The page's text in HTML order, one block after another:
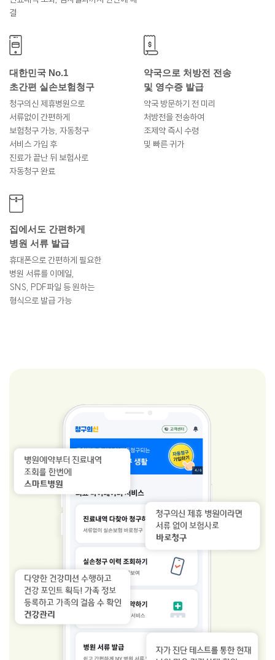
결
대한민국 No.1
초간편 실손보험청구
청구의신 제휴병원으로
서류없이 간편하게
보험청구 가능, 자동청구
서비스 가입 후
진료가 끝난 뒤 보험사로
자동청구 완료
약국으로 처방전 전송
및 영수증 발급
약국 방문하기 전 미리
처방전을 전송하여
조제약 즉시 수령
및 빠른 귀가
집에서도 간편하게
병원 서류 발급
휴대폰으로 간편하게 필요한
병원 서류를 이메일,
SNS, PDF파일 등 원하는
형식으로 발급 가능